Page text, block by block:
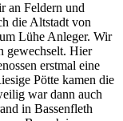
an Feldern und
die Altstadt von
Lühe Anleger. Wir
gewechselt. Hier
erstmal eine
Pötte kamen die
war dann auch
in Bassenfleth